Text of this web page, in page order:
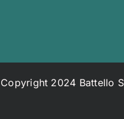
Copyright 2024 Battello